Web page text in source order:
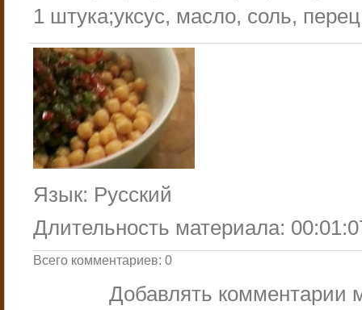
1 штука;уксус, масло, соль,
Язык: Русский
Длительность материала:
Всего комментариев: 0
Добавлять комментарии